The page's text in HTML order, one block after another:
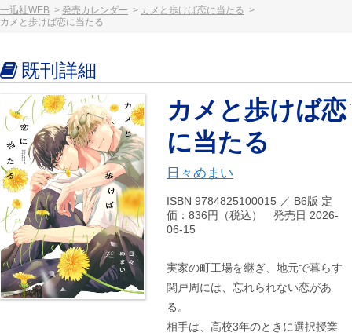
一迅社WEB 発売カレンダー
カメと歩けば恋に当たる
カメと歩けば恋に当たる
既刊詳細
カメと歩けば恋
に当たる
日々めまい
ISBN 9784825100015 ／ B6版 定
価：836円（税込） 発売日 2026-
06-15
実家の町工場を継ぎ、地元で暮らす
関戸周には、忘れられない恋があ
る。
相手は、高校3年のときに選択授業